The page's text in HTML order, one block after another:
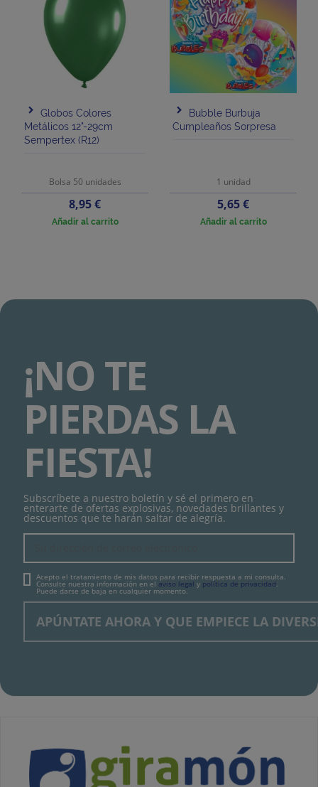
Globos Colores
Metálicos 12"-29cm
Sempertex (R12)
Bolsa 50 unidades
Precio
8,95 €
Añadir al carrito
Bubble Burbuja
Cumpleaños Sorpresa
1 unidad
Precio
5,65 €
Añadir al carrito
¡NO TE
PIERDAS LA
FIESTA!
Subscríbete a nuestro boletín y sé el primero en
enterarte de ofertas explosivas, novedades brillantes y
descuentos que te harán saltar de alegría.
Acepto el tratamiento de mis datos para recibir respuesta a mi consulta.
Consulte nuestra información en el aviso legal y política de privacidad
Puede darse de baja en cualquier momento.